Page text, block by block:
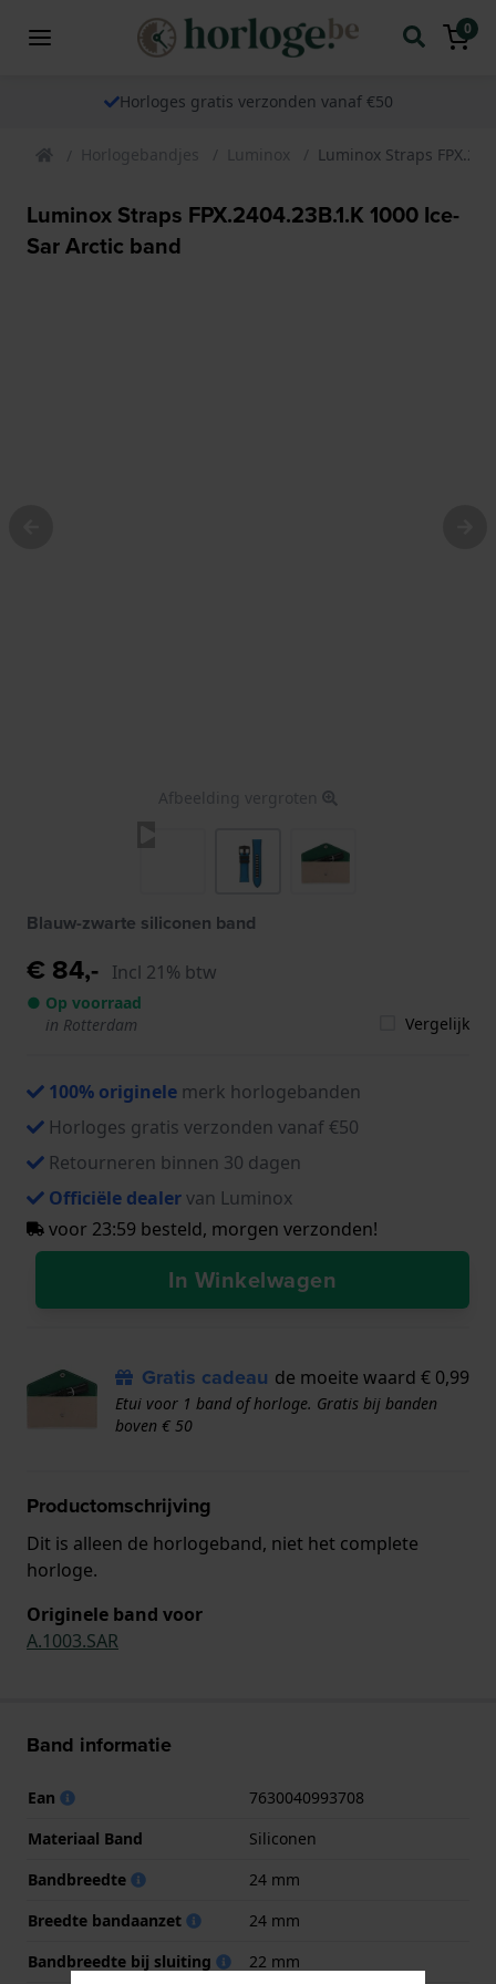
0
Horloges gratis verzonden vanaf €50
Horlogebandjes Luminox Luminox Straps
Luminox Straps FPX.2404.23B.1.K 1000 Ice-
Sar Arctic band
Afbeelding vergroten
Blauw-zwarte siliconen band
€ 84,- Incl 21% btw
● Op voorraad
in Rotterdam
Vergelijk
100% originele merk horlogebanden
Horloges gratis verzonden vanaf €50
Retourneren binnen 30 dagen
Officiële dealervan Luminox
voor 23:59 besteld, morgen verzonden!
In Winkelwagen
Gratis cadeau de moeite waard € 0,99
Etui voor 1 band of horloge. Gratis bij banden
boven € 50
Productomschrijving
Dit is alleen de horlogeband, niet het complete
horloge.
Originele band voor
A.1003.SAR
Band informatie
Ean
7630040993708
Materiaal Band
Siliconen
Bandbreedte
24 mm
Breedte bandaanzet
24 mm
Bandbreedte bij sluiting
22 mm